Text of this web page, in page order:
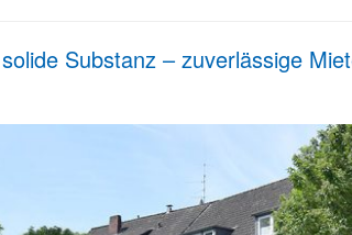
Substanz – zuverlässige